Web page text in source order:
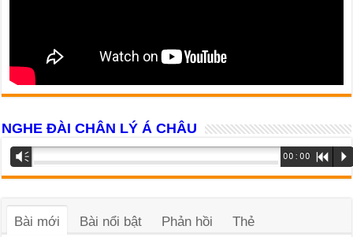
NGHE ĐÀI CHÂN LÝ Á CHÂU
Trình
phát
âm
Vm 00:00 R P
Bài mới Bài nổi bật Phản hồi Thẻ